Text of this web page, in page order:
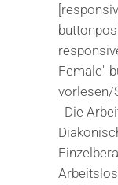
Female"
vorlesen/
Die